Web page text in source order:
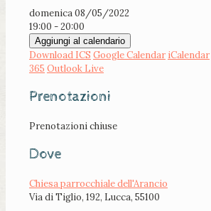
domenica 08/05/2022
19:00 - 20:00
Aggiungi al calendario
Download ICS Google Calendar iCalendar
365 Outlook Live
Prenotazioni
Prenotazioni chiuse
Dove
Chiesa parrocchiale dell'Arancio
Via di Tiglio, 192, Lucca, 55100